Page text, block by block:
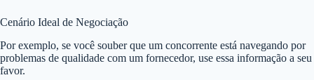
Cenário Ideal de Negociação
Por exemplo, se você souber que um concorrente está navegando por
problemas de qualidade com um fornecedor, use essa informação a seu
favor.